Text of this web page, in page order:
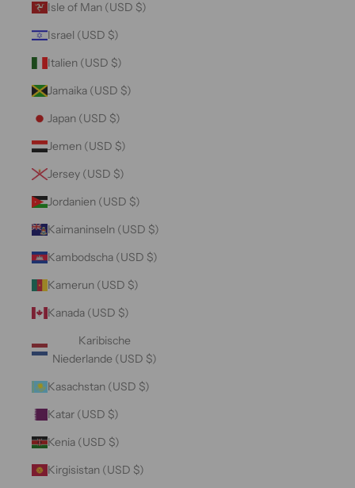
Isle of Man (USD $)
Israel (USD $)
Italien (USD $)
Jamaika (USD $)
Japan (USD $)
Jemen (USD $)
Jersey (USD $)
Jordanien (USD $)
Kaimaninseln (USD $)
Kambodscha (USD $)
Kamerun (USD $)
Kanada (USD $)
Karibische
Niederlande (USD $)
Kasachstan (USD $)
Katar (USD $)
Kenia (USD $)
Kirgisistan (USD $)